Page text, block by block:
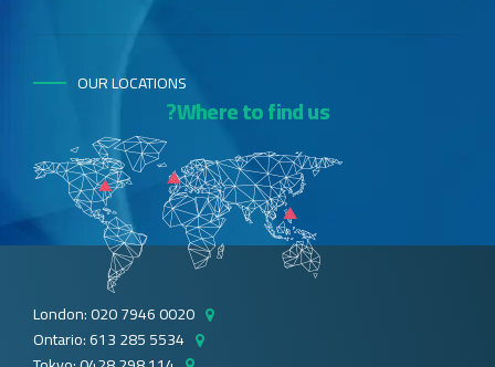
OUR LOCATIONS
Where to find us?
London: 020 7946 0020
Ontario: 613 285 5534